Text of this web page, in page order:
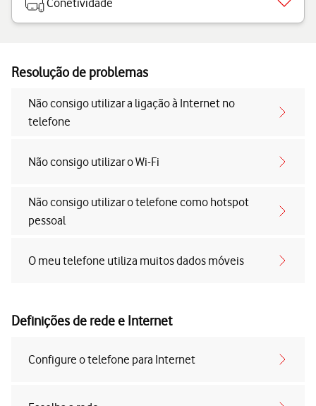
Conetividade
Resolução de problemas
Não consigo utilizar a ligação à Internet no
telefone
Não consigo utilizar o Wi-Fi
Não consigo utilizar o telefone como hotspot
pessoal
O meu telefone utiliza muitos dados móveis
Definições de rede e Internet
Configure o telefone para Internet